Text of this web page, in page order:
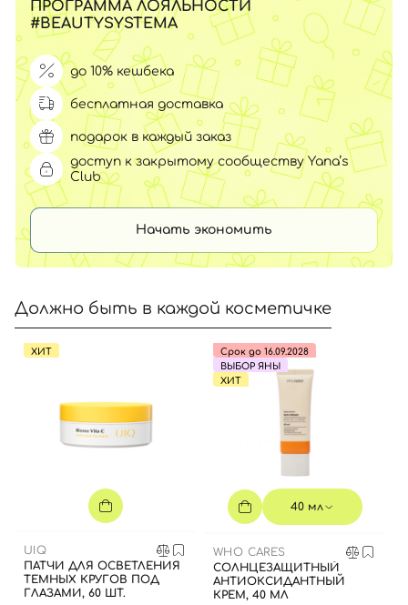
ПРОГРАММА ЛОЯЛЬНОСТИ
#BEAUTYSYSTEMA
до 10% кешбека
бесплатная доставка
подарок в каждый заказ
доступ к закрытому сообществу Yana’s
Club
Начать экономить
Должно быть в каждой косметичке
ХИТ
UIQ
ПАТЧИ ДЛЯ ОСВЕТЛЕНИЯ
ТЕМНЫХ КРУГОВ ПОД
ГЛАЗАМИ, 60 ШТ.
Срок до 16.09.2028
ВЫБОР ЯНЫ
ХИТ
40 мл
WHO CARES
СОЛНЦЕЗАЩИТНЫЙ
АНТИОКСИДАНТНЫЙ
КРЕМ, 40 МЛ